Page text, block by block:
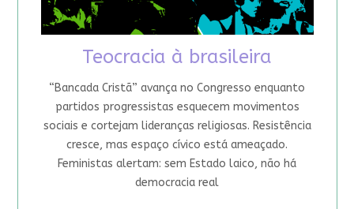
Teocracia à brasileira
“Bancada Cristã” avança no Congresso enquanto
partidos progressistas esquecem movimentos
sociais e cortejam lideranças religiosas. Resistência
cresce, mas espaço cívico está ameaçado.
Feministas alertam: sem Estado laico, não há
democracia real